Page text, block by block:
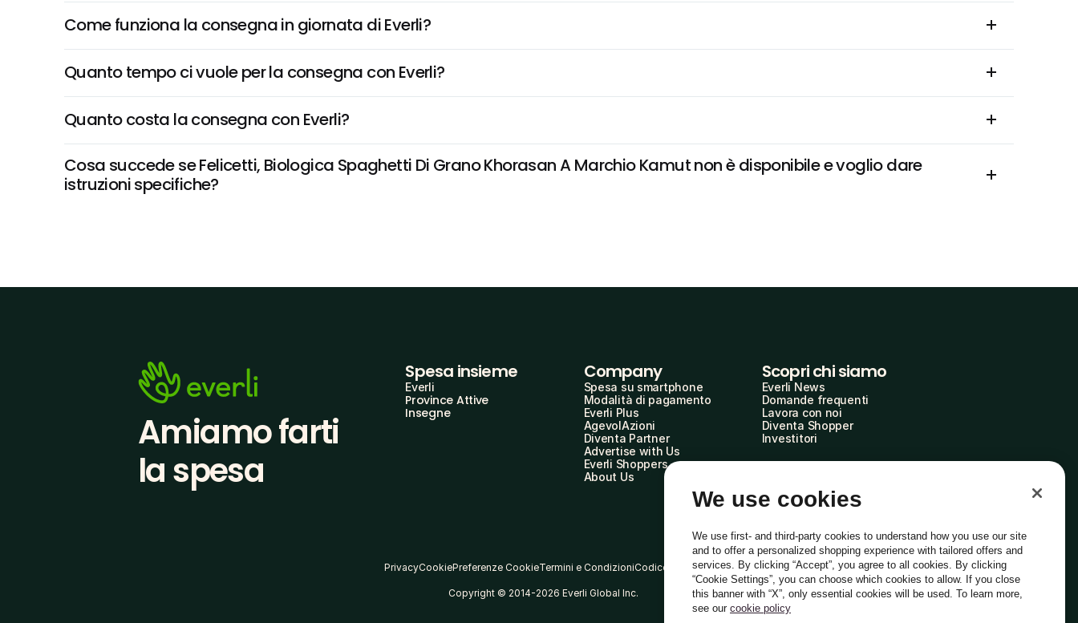
Come funziona la consegna in giornata di Everli?
Quanto tempo ci vuole per la consegna con Everli?
Quanto costa la consegna con Everli?
Cosa succede se Felicetti, Biologica Spaghetti Di Grano Khorasan A Marchio Kamut non è disponibile e voglio dare
istruzioni specifiche?
Amiamo farti
la spesa
Spesa insieme
Everli
Province Attive
Insegne
Company
Spesa su smartphone
Modalità di pagamento
Everli Plus
AgevolAzioni
Diventa Partner
Advertise with Us
Everli Shoppers
About Us
Scopri chi siamo
Everli News
Domande frequenti
Lavora con noi
Diventa Shopper
Investitori
PrivacyCookiePreferenze CookieTermini e CondizioniCodice Etico
Copyright © 2014-2026 Everli Global Inc. Italiano
We use cookies
We use first- and third-party cookies to understand how you use our site
and to offer a personalized shopping experience with tailored offers and
services. By clicking “Accept”, you agree to all cookies. By clicking
“Cookie Settings”, you can choose which cookies to allow. If you close
this banner with “X”, only essential cookies will be used. To learn more,
see our cookie policy